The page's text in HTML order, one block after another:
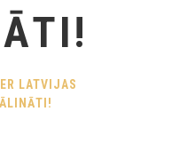
LATVIJAS